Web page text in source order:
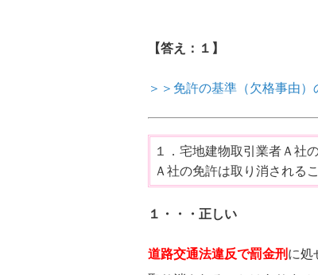
【答え：１】
＞＞免許の基準（欠格事由
１．宅地建物取引業者Ａ社
Ａ社の免許は取り消される
１・・・正しい
道路交通法違反で罰金刑 に処